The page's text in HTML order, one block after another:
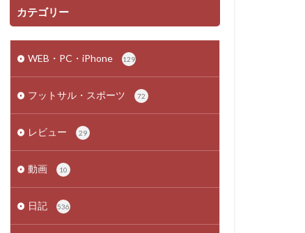
カテゴリー
WEB・PC・iPhone 129
フットサル・スポーツ 72
レビュー 29
動画 10
日記 536